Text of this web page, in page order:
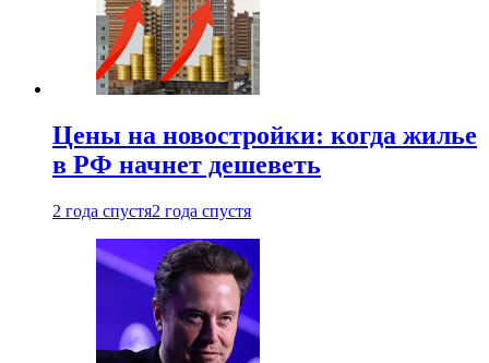
Цены на новостройки: когда жилье
в РФ начнет дешеветь
2 года спустя2 года спустя